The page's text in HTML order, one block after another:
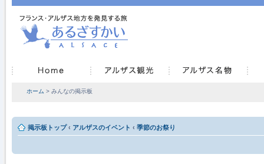
ホーム > みんなの掲示板
掲示板トップ ‹ アルザスのイベント ‹ 季節のお祭り